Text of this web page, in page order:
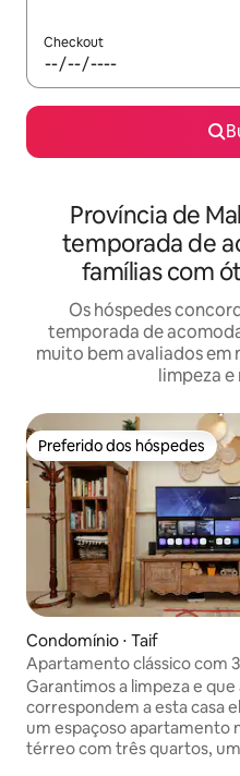
Checkout
Província de
temporada de
famílias com
Os hóspedes
temporada de
muito bem avaliados em
limpeza e
Preferido dos hóspedes
Preferido dos hóspedes
Condomínio ⋅ Taif
Apartamento clássico com
sala de estar e pátio
Garantimos a limpeza e
correspondem a esta casa
um espaçoso apartamento
térreo com três quartos,